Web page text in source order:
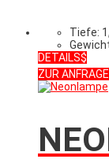
Tiefe:
DETAILS
ZUR